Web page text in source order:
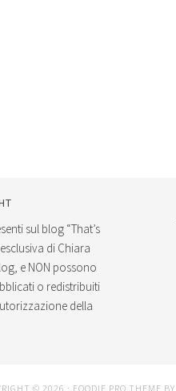
sul blog “That’s
di Chiara
e NON possono
o redistribuiti
della
© 2026 · FOODIE PRO THEME BY